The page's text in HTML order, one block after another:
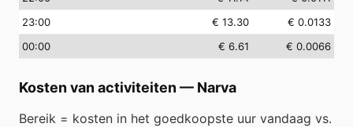
23:00 € 13.30
€ 0.0133
00:00 € 6.61 € 0.0066
Kosten van activiteiten — Narva
Bereik = kosten in het goedkoopste uur vandaag vs.